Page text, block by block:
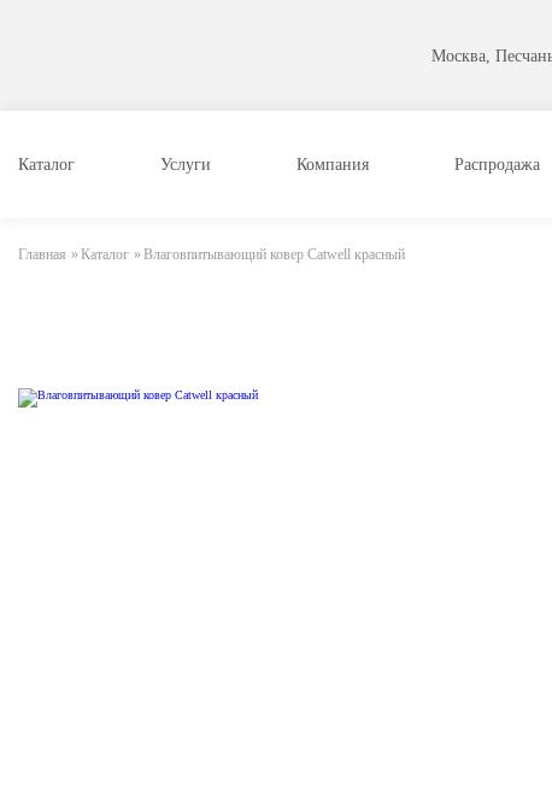
Москва,
Каталог Услуги Компания Распродажа
Главная »Каталог »Влаговпитывающий ковер Catwell красный